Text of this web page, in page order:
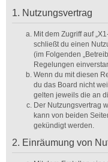
1. Nutzungsvertrag
Mit dem Zugriff auf
schließt du einen
(im Folgenden
Regelungen
Wenn du mit diesen
du das Board nicht
gelten jeweils die an
Der Nutzungsvertrag
kann von beiden
gekündigt werden.
2. Einräumung von